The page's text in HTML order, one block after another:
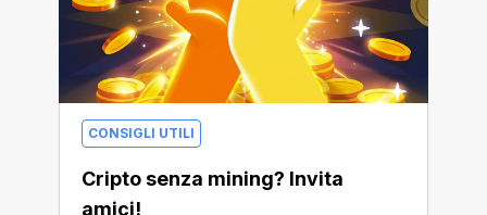
CONSIGLI UTILI
Cripto senza mining? Invita
amici!